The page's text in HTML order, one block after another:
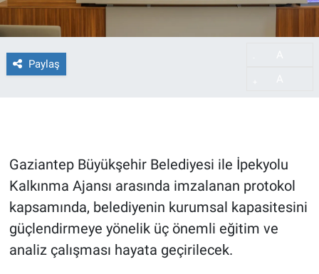
Paylaş
Gaziantep Büyükşehir Belediyesi ile İpekyolu
Kalkınma Ajansı arasında imzalanan protokol
kapsamında, belediyenin kurumsal kapasitesini
güçlendirmeye yönelik üç önemli eğitim ve
analiz çalışması hayata geçirilecek.